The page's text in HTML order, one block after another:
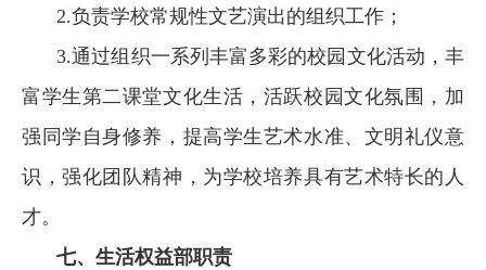
2.负责学校常规性文艺演出的组织工作；
3.通过组织一系列丰富多彩的校园文化活动，丰
富学生第二课堂文化生活，活跃校园文化氛围，加
强同学自身修养，提高学生艺术水准、文明礼仪意
识，强化团队精神，为学校培养具有艺术特长的人
才。
七、生活权益部职责